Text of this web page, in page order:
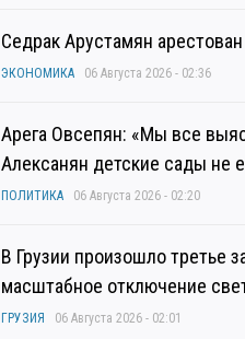
Седрак Арустамян
ЭКОНОМИКА 06 Августа 2026 - 02:36
Арега Овсепян: «Мы все
Алексанян детские сады не
ПОЛИТИКА 06 Августа 2026 - 02:20
В Грузии произошло третье
масштабное отключение
ГРУЗИЯ 06 Августа 2026 - 02:01